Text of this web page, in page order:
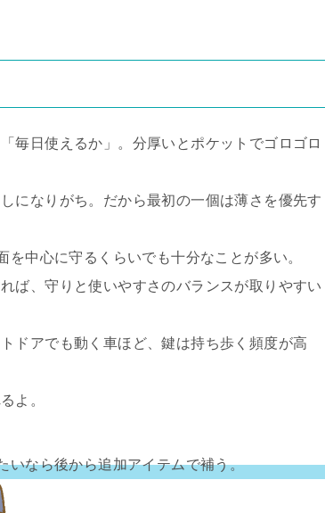
毎日使えるか」。分厚いとポケットでゴロゴロ
になりがち。だから最初の一個は薄さを優先す
中心に守るくらいでも十分なことが多い。
ば、守りと使いやすさのバランスが取りやすい
ドアでも動く車ほど、鍵は持ち歩く頻度が高
よ。
いなら後から追加アイテムで補う。